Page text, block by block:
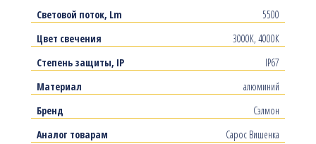
Световой поток, Lm
5500
Цвет свечения
3000К, 4000К
Степень защиты, IP
IP67
Материал
алюминий
Бренд
Сэлмон
Аналог товарам
Сарос Вишенка